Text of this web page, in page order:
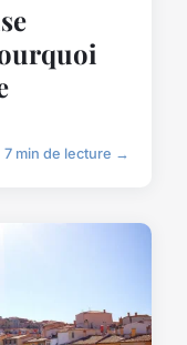
7 min de lecture →